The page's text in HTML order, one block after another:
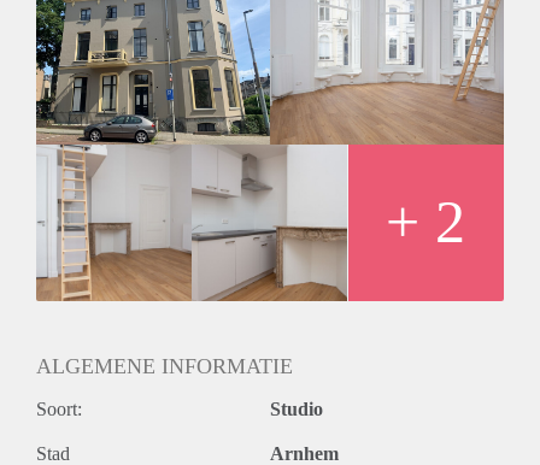
De studio heeft een eigen keuken voorzien van
inbouwkoelkast, inductiekookplaat, afzuigkap en soft close
systeem. De gehele keuken geeft een luxe uitstraling.
Tevens beschikt de studio over een eigen luxe badkamer, een
vide en is de gehele studio voorzien van een nette vloer en
gordijnrails.
Er zijn een aantal gemeenschappelijke voorzieningen zoals
wasmachines, drogers, fietsenberging en een prachtige tuin.
Daarnaast deel je het toilet met 2-3 medebewoners.
Woonoppervlakte ca. 26 m2 | Huurprijs € 575,00 exclusief €
135,00 servicekosten, voorschot g/w/e/ tv en internet en
afschrijving stoffering | Borgsom 1 maand huur | Geschikt
servicekosten | Huisdieren niet toegestaan | Huurtoeslag niet
+ 2
ALGEMENE INFORMATIE
Soort: Studio
Stad Arnhem